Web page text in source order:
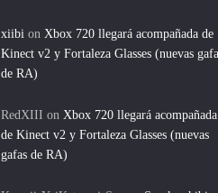
xiibi on Xbox 720 llegará acompañada de
Kinect v2 y Fortaleza Glasses (nuevas
de RA)
RedXIII on Xbox 720 llegará acompañada
de Kinect v2 y Fortaleza Glasses (nuevas
gafas de RA)